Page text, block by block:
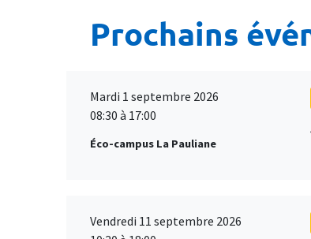
Prochains
Mardi 1 septembre 2026
08:30 à 17:00
Éco-campus La Pauliane
Vendredi 11 septembre 2026